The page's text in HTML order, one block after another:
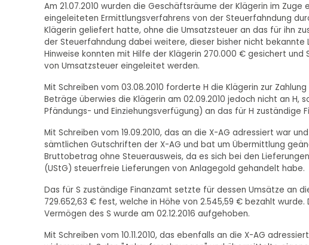
Am 21.07.2010 wurden die Geschäftsräume der Klägerin im
eingeleiteten Ermittlungsverfahrens von der Steuerfahndung
Klägerin geliefert hatte, ohne die Umsatzsteuer an das für ihn
der Steuerfahndung dabei weitere, dieser bisher nicht
Hinweise konnten mit Hilfe der Klägerin 270.000 € gesichert
von Umsatzsteuer eingeleitet werden.
Mit Schreiben vom 03.08.2010 forderte H die Klägerin zur
Beträge überwies die Klägerin am 02.09.2010 jedoch nicht an
Pfändungs- und Einziehungsverfügung) an das für H zuständige
Mit Schreiben vom 19.09.2010, das an die X-AG adressiert war
sämtlichen Gutschriften der X-AG und bat um Übermittlung
Bruttobetrag ohne Steuerausweis, da es sich bei den
(UStG) steuerfreie Lieferungen von Anlagegold gehandelt habe.
Das für S zuständige Finanzamt setzte für dessen Umsätze an
729.652,63 € fest, welche in Höhe von 2.545,59 € bezahlt
Vermögen des S wurde am 02.12.2016 aufgehoben.
Mit Schreiben vom 10.11.2010, das ebenfalls an die X-AG